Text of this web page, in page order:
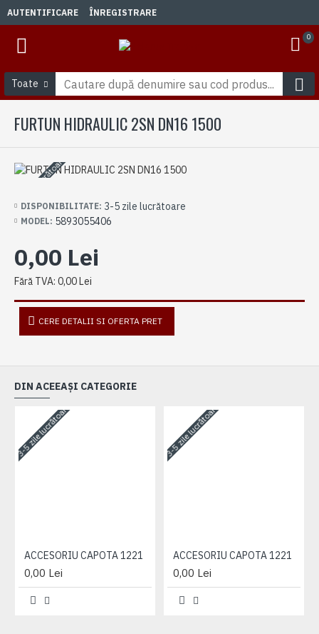
AUTENTIFICARE ÎNREGISTRARE
0
Toate
FURTUN HIDRAULIC 2SN DN16 1500
3-5 zile lucrătoare
DISPONIBILITATE: 3-5 zile lucrătoare
MODEL: 5893055406
0,00 Lei
Fără TVA: 0,00 Lei
CERE DETALII SI OFERTA PRET
DIN ACEEAȘI CATEGORIE
3-5 zile lucrătoare
ACCESORIU CAPOTA 1221
0,00 Lei
3-5 zile lucrătoare
ACCESORIU CAPOTA 1221
0,00 Lei